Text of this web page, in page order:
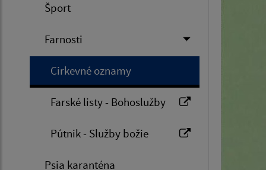
Šport
Farnosti
Cirkevné oznamy
Farské listy - Bohoslužby
Pútnik - Služby božie
Psia karanténa